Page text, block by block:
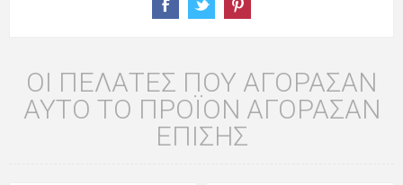
ΟΙ ΠΕΛΆΤΕΣ ΠΟΥ ΑΓΌΡΑΣΑΝ
ΑΥΤΌ ΤΟ ΠΡΟΪΌΝ ΑΓΌΡΑΣΑΝ
ΕΠΊΣΗΣ